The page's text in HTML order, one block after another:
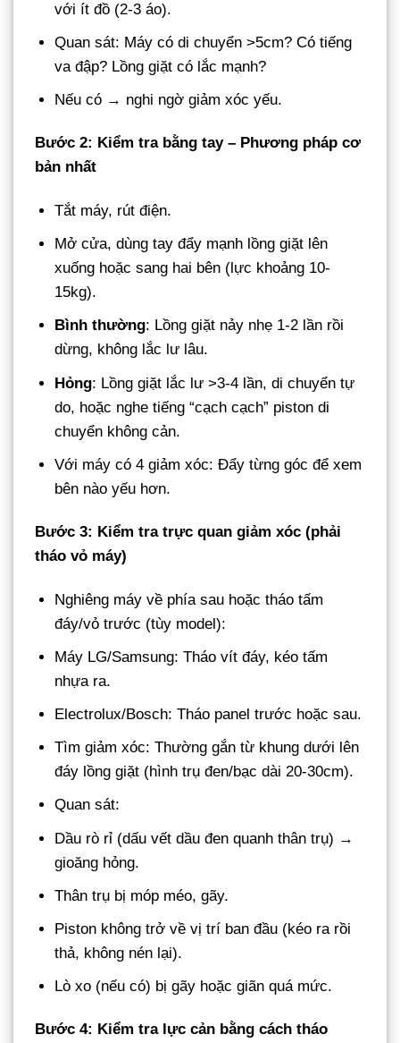
với ít đồ (2-3 áo).
Quan sát: Máy có di chuyển >5cm? Có tiếng
va đập? Lồng giặt có lắc mạnh?
Nếu có → nghi ngờ giảm xóc yếu.
Bước 2: Kiểm tra bằng tay – Phương pháp cơ
bản nhất
Tắt máy, rút điện.
Mở cửa, dùng tay đẩy mạnh lồng giặt lên
xuống hoặc sang hai bên (lực khoảng 10-
15kg).
Bình thường: Lồng giặt nảy nhẹ 1-2 lần rồi
dừng, không lắc lư lâu.
Hỏng: Lồng giặt lắc lư >3-4 lần, di chuyển tự
do, hoặc nghe tiếng “cạch cạch” piston di
chuyển không cản.
Với máy có 4 giảm xóc: Đẩy từng góc để xem
bên nào yếu hơn.
Bước 3: Kiểm tra trực quan giảm xóc (phải
tháo vỏ máy)
Nghiêng máy về phía sau hoặc tháo tấm
đáy/vỏ trước (tùy model):
Máy LG/Samsung: Tháo vít đáy, kéo tấm
nhựa ra.
Electrolux/Bosch: Tháo panel trước hoặc sau.
Tìm giảm xóc: Thường gắn từ khung dưới lên
đáy lồng giặt (hình trụ đen/bạc dài 20-30cm).
Quan sát:
Dầu rò rỉ (dấu vết dầu đen quanh thân trụ) →
gioăng hỏng.
Thân trụ bị móp méo, gãy.
Piston không trở về vị trí ban đầu (kéo ra rồi
thả, không nén lại).
Lò xo (nếu có) bị gãy hoặc giãn quá mức.
Bước 4: Kiểm tra lực cản bằng cách tháo